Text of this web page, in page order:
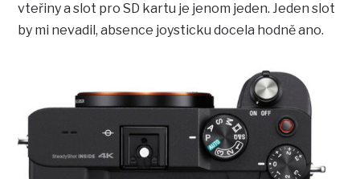
vteřiny a slot pro SD kartu je jenom jeden. Jeden slot
by mi nevadil, absence joysticku docela hodně ano.